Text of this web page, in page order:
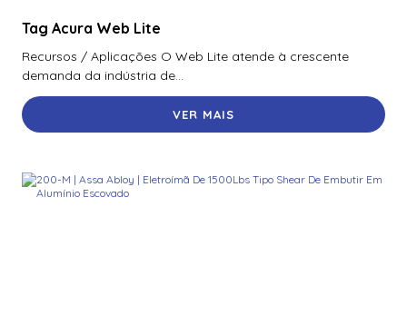
Tag Acura Web Lite
Recursos / Aplicações O Web Lite atende à crescente
demanda da indústria de...
VER MAIS